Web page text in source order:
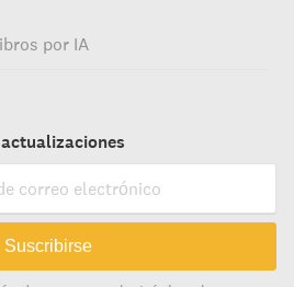
por IA
Suscribirse